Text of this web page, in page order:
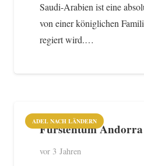
Saudi-Arabien ist eine
von einer königlichen
regiert wird.…
ADEL NACH LÄNDERN
Fürstentum Andorra
vor 3 Jahren